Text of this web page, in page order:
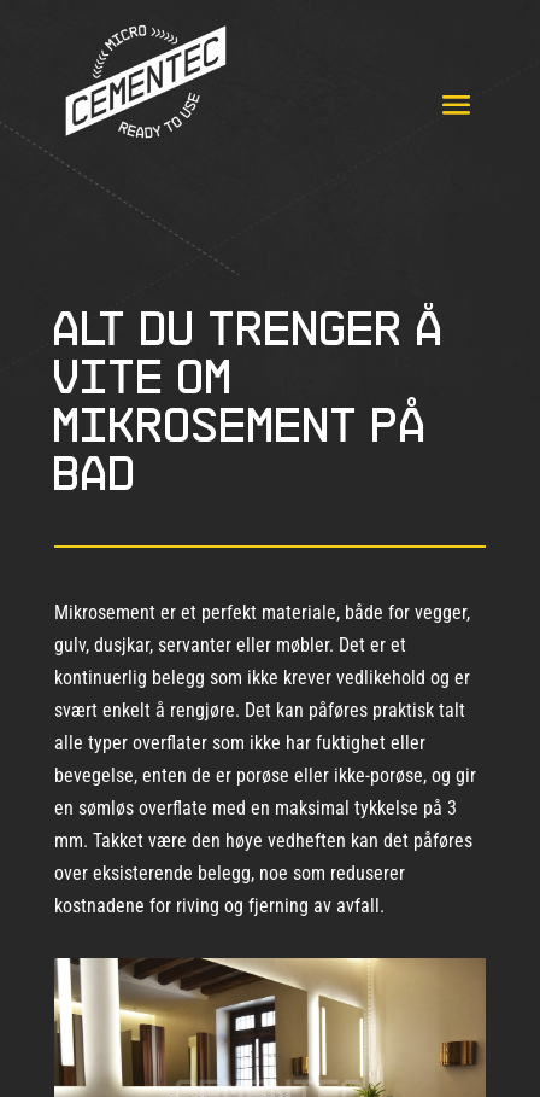
Alt du trenger å
vite om
mikrosement på
bad
Mikrosement er et perfekt materiale, både for vegger,
gulv, dusjkar, servanter eller møbler. Det er et
kontinuerlig belegg som ikke krever vedlikehold og er
svært enkelt å rengjøre. Det kan påføres praktisk talt
alle typer overflater som ikke har fuktighet eller
bevegelse, enten de er porøse eller ikke-porøse, og gir
en sømløs overflate med en maksimal tykkelse på 3
mm. Takket være den høye vedheften kan det påføres
over eksisterende belegg, noe som reduserer
kostnadene for riving og fjerning av avfall.